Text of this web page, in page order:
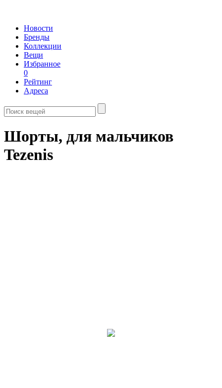
Новости
Бренды
Коллекции
Вещи
Избранное
0
Рейтинг
Адреса
Шорты, для мальчиков
Tezenis